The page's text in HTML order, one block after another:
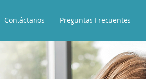
Contáctanos Preguntas Frecuentes